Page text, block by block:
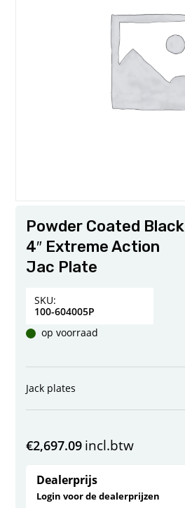
Powder Coated Black
4″ Extreme Action
Jac Plate
SKU:
100-604005P
op voorraad
Jack plates
€2,697.09 incl.btw
Dealerprijs
Login voor de dealerprijzen